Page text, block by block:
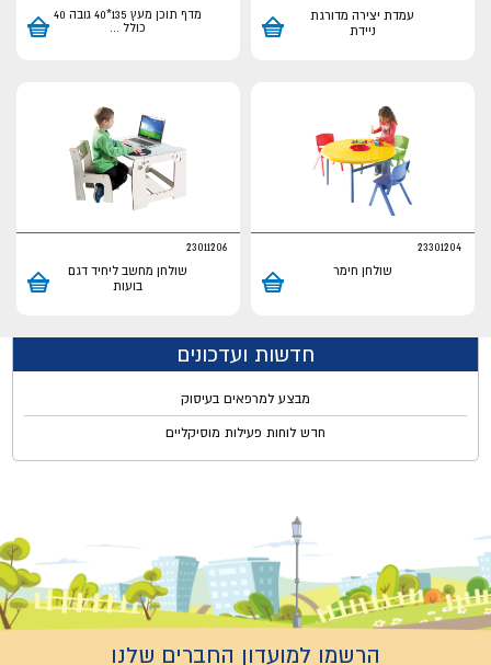
עמדת יצירה מדורגת
ניידת
מדף תוכן מעץ 135*40 גובה 40
כולל ...
23301204
שולחן חימר
23011206
שולחן מחשב ליחיד דגם
בועות
חדשות ועדכונים
מבצע למרפאים בעיסוק
חדש לוחות פעילות מוסיקליים
הרשמו למועדון החברים שלנו